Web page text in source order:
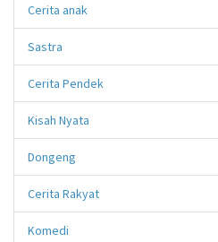
Cerita anak
Sastra
Cerita Pendek
Kisah Nyata
Dongeng
Cerita Rakyat
Komedi